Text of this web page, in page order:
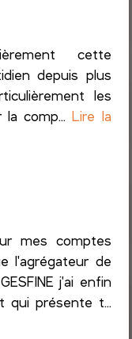
cette
depuis plus
les
la comp...Lire la
mes comptes
l'agrégateur de
j'ai enfin
qui présente t...